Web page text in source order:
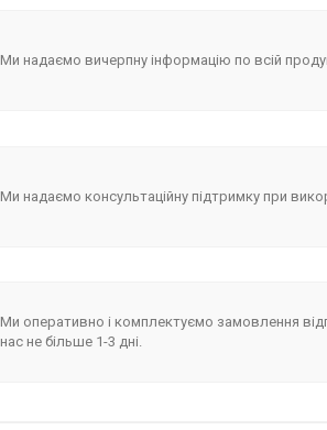
Ми надаємо вичерпну інформацію по всій
Ми надаємо консультаційну підтримку при
Ми оперативно і комплектуємо замовлення
нас не більше 1-3 дні.